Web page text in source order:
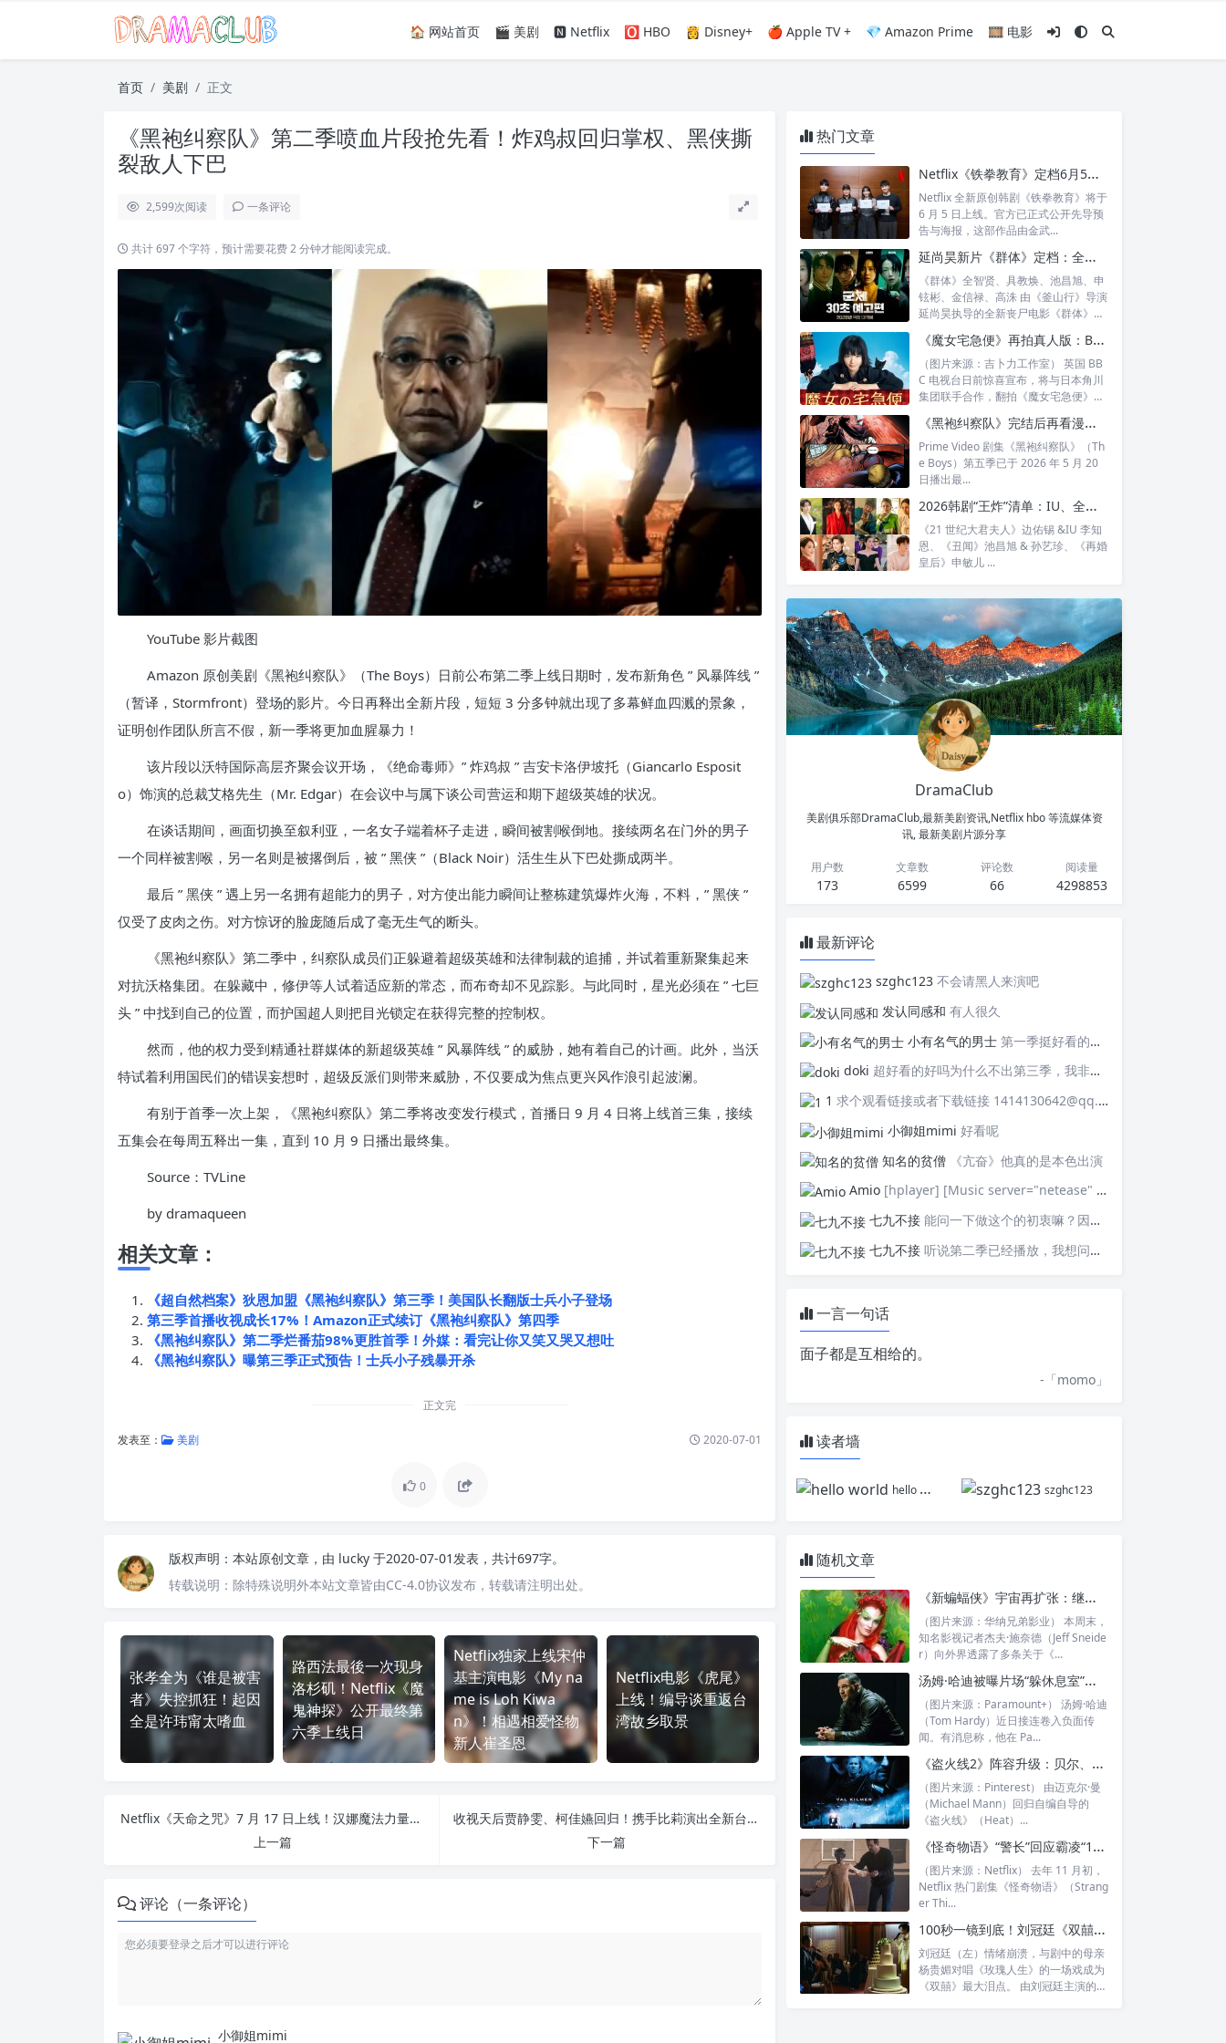
🏠 网站首页 🎬 美剧 🅽 Netflix 🅾️ HBO 👸 Disney+ 🍎 Apple TV + 💎 Amazon Prime 🎞️ 电影
首页 美剧 正文
《黑袍纠察队》第二季喷血片段抢先看！炸鸡叔回归掌权、黑侠撕
裂敌人下巴
2,599次阅读 一条评论
共计 697 个字符，预计需要花费 2 分钟才能阅读完成。
YouTube 影片截图
Amazon 原创美剧《黑袍纠察队》（The Boys）日前公布第二季上线日期时，发布新角色 ” 风暴阵线 ”
（暂译，Stormfront）登场的影片。今日再释出全新片段，短短 3 分多钟就出现了多幕鲜血四溅的景象，
证明创作团队所言不假，新一季将更加血腥暴力！
该片段以沃特国际高层齐聚会议开场，《绝命毒师》” 炸鸡叔 ” 吉安卡洛伊坡托（Giancarlo Esposit
o）饰演的总裁艾格先生（Mr. Edgar）在会议中与属下谈公司营运和期下超级英雄的状况。
在谈话期间，画面切换至叙利亚，一名女子端着杯子走进，瞬间被割喉倒地。接续两名在门外的男子
一个同样被割喉，另一名则是被撂倒后，被 ” 黑侠 ”（Black Noir）活生生从下巴处撕成两半。
最后 ” 黑侠 ” 遇上另一名拥有超能力的男子，对方使出能力瞬间让整栋建筑爆炸火海，不料，” 黑侠 ”
仅受了皮肉之伤。对方惊讶的脸庞随后成了毫无生气的断头。
《黑袍纠察队》第二季中，纠察队成员们正躲避着超级英雄和法律制裁的追捕，并试着重新聚集起来
对抗沃格集团。在躲藏中，修伊等人试着适应新的常态，而布奇却不见踪影。与此同时，星光必须在 ” 七巨
头 ” 中找到自己的位置，而护国超人则把目光锁定在获得完整的控制权。
然而，他的权力受到精通社群媒体的新超级英雄 ” 风暴阵线 ” 的威胁，她有着自己的计画。此外，当沃
特试着利用国民们的错误妄想时，超级反派们则带来威胁，不仅要成为焦点更兴风作浪引起波澜。
有别于首季一次上架，《黑袍纠察队》第二季将改变发行模式，首播日 9 月 4 日将上线首三集，接续
五集会在每周五释出一集，直到 10 月 9 日播出最终集。
Source：TVLine
by dramaqueen
相关文章：
《超自然档案》狄恩加盟《黑袍纠察队》第三季！美国队长翻版士兵小子登场
第三季首播收视成长17%！Amazon正式续订《黑袍纠察队》第四季
《黑袍纠察队》第二季烂番茄98%更胜首季！外媒：看完让你又笑又哭又想吐
《黑袍纠察队》曝第三季正式预告！士兵小子残暴开杀
正文完
发表至： 美剧 2020-07-01
0
版权声明： 本站原创文章，由 lucky 于2020-07-01发表，共计697字。
转载说明： 除特殊说明外本站文章皆由CC-4.0协议发布，转载请注明出处。
张孝全为《谁是被害
者》失控抓狂！起因
全是许玮甯太嗜血
路西法最後一次现身
洛杉矶！Netflix《魔
鬼神探》公开最终第
六季上线日
Netflix独家上线宋仲
基主演电影《My na
me is Loh Kiwa
n》！相遇相爱怪物
新人崔圣恩
Netflix电影《虎尾》
上线！编导谈重返台
湾故乡取景
Netflix《天命之咒》7 月 17 日上线！汉娜魔法力量觉醒
上一篇
收视天后贾静雯、柯佳嬿回归！携手比莉演出全新台剧《妈，别闹了！》
下一篇
评论（一条评论）
小御姐mimi
热门文章
Netflix《铁拳教育》定档6月5日：金武烈、李星民集结出击，这次要用铁腕重整失控校园
Netflix 全新原创韩剧《铁拳教育》将于
6 月 5 日上线。官方已正式公开先导预
告与海报，这部作品由金武...
延尚昊新片《群体》定档：全智贤时隔11年回归大银幕，池昌旭、具教焕联手闯丧尸危机
《群体》全智贤、具教焕、池昌旭、申
铉彬、金信禄、高洙 由《釜山行》导演
延尚昊执导的全新丧尸电影《群体》正
《魔女宅急便》再拍真人版：BBC 联手角川打造“英国版”剧集
（图片来源：吉卜力工作室） 英国 BB
C 电视台日前惊喜宣布，将与日本角川
集团联手合作，翻拍《魔女宅急便》的
《黑袍纠察队》完结后再看漫画结局：护国超人之死，比剧版残酷得多
Prime Video 剧集《黑袍纠察队》（Th
e Boys）第五季已于 2026 年 5 月 20
日播出最...
2026韩剧“王炸”清单：IU、全智贤、宋慧乔领衔回归，30对神仙CP谁最让你心动？
《21 世纪大君夫人》边佑锡 &IU 李知
恩、《丑闻》池昌旭 & 孙艺珍、《再婚
皇后》申敏儿 ...
DramaClub
美剧俱乐部DramaClub,最新美剧资讯,Netflix hbo 等流媒体资
讯, 最新美剧片源分享
用户数
173
文章数
6599
评论数
66
阅读量
4298853
最新评论
szghc123 不会请黑人来演吧
发认同感和 有人很久
小有名气的男士 第一季挺好看的，天天等着更新，应该接着拍第二季，这个剧情拍个四季应该是没有问题的，期待
doki 超好看的好吗为什么不出第三季，我非常喜欢这部剧
1 求个观看链接或者下载链接 1414130642@qq.com
小御姐mimi 好看呢
知名的贫僧
《亢奋》他真的是本色出演
Amio [hplayer] [Music server="netease" id="" type=""/] [/hplayer] 试试
七九不接 能问一下做这个的初衷嘛？因为真的有被触动到
七九不接 听说第二季已经播放，我想问一下国内什么时候会播出
一言一句话
面子都是互相给的。
-「momo 」
读者墙
hello world szghc123
随机文章
《新蝙蝠侠》宇宙再扩张：继《企鹅人》后，毒藤女也要拍个人剧集？
（图片来源：华纳兄弟影业） 本周末，
知名影视记者杰夫·施奈德（Jeff Sneide
r）向外界透露了多条关于《...
汤姆·哈迪被曝片场“躲休息室”罢工：让海伦·米伦、皮尔斯·布鲁斯南干等，恐自毁事业
（图片来源：Paramount+） 汤姆·哈迪
（Tom Hardy）近日接连卷入负面传
闻。有消息称，他在 Pa...
《盗火线2》阵容升级：贝尔、莱昂纳多接棒经典角色，亚当·德赖弗出演新反派
（图片来源：Pinterest） 由迈克尔·曼
（Michael Mann）回归自编自导的
《盗火线》（Heat）...
《怪奇物语》“警长”回应霸凌“11号”传闻：朋友之间难免争吵，未来还会再合作
（图片来源：Netflix） 去年 11 月初，
Netflix 热门剧集《怪奇物语》（Strang
er Thi...
100秒一镜到底！刘冠廷《双囍》演技大爆发，母子对唱看哭全场
刘冠廷（左）情绪崩溃，与剧中的母亲
杨贵媚对唱《玫瑰人生》的一场戏成为
《双囍》最大泪点。 由刘冠廷主演的电